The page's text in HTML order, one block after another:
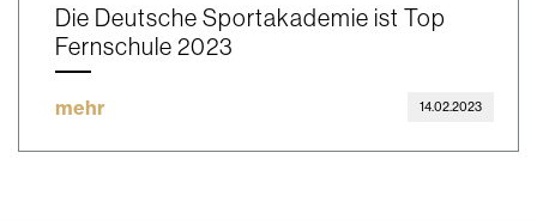
Die Deutsche Sportakademie ist Top
Fernschule 2023
mehr 14.02.2023